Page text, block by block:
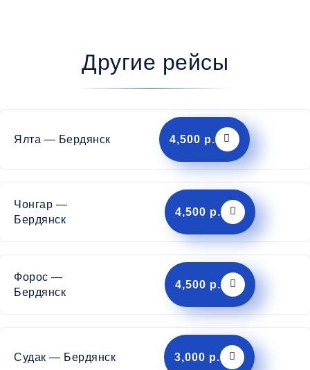
Другие рейсы
Ялта — Бердянск 4,500 р.
Чонгар —
Бердянск
4,500 р.
Форос —
Бердянск
4,500 р.
Судак — Бердянск 3,000 р.